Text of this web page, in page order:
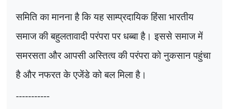
समिति का मानना है कि यह साम्प्रदायिक हिंसा भारतीय
समाज की बहुलतावादी परंपरा पर धब्बा है। इससे समाज में
समरसता और आपसी अस्तित्व की परंपरा को नुकसान पहुंचा
है और नफरत के एजेंडे को बल मिला है।
-----------